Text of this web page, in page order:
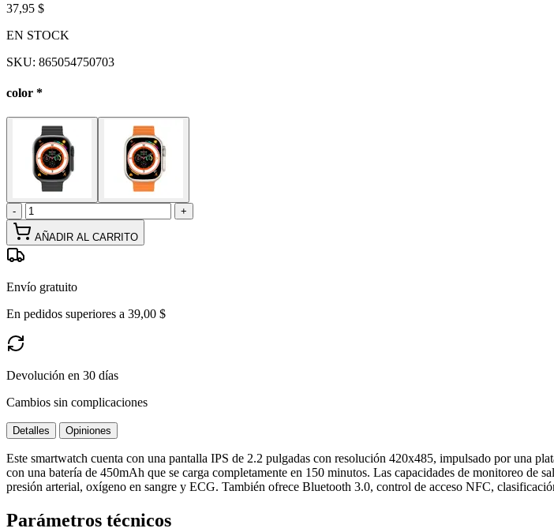
37,95 $
EN STOCK
SKU: 865054750703
color *
- +
AÑADIR AL CARRITO
Envío gratuito
En pedidos superiores a 39,00 $
Devolución en 30 días
Cambios sin complicaciones
Detalles Opiniones
Este smartwatch cuenta con una pantalla IPS de 2.2 pulgadas con resolución 420x485, impulsado por
con una batería de 450mAh que se carga completamente en 150 minutos. Las capacidades de monitoreo de
presión arterial, oxígeno en sangre y ECG. También ofrece Bluetooth 3.0, control de acceso NFC,
Parámetros técnicos